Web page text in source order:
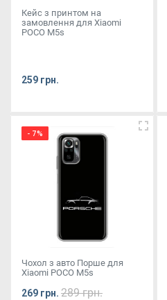
Кейс з принтом на
замовлення для Xiaomi
POCO M5s
259 грн.
- 7%
Чохол з авто Порше для
Xiaomi POCO M5s
269 грн. 289 грн.